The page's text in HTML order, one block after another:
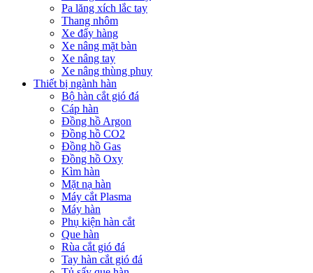
Pa lăng xích lắc tay
Thang nhôm
Xe đẩy hàng
Xe nâng mặt bàn
Xe nâng tay
Xe nâng thùng phuy
Thiết bị ngành hàn
Bộ hàn cắt gió đá
Cáp hàn
Đồng hồ Argon
Đồng hồ CO2
Đồng hồ Gas
Đồng hồ Oxy
Kìm hàn
Mặt nạ hàn
Máy cắt Plasma
Máy hàn
Phụ kiện hàn cắt
Que hàn
Rùa cắt gió đá
Tay hàn cắt gió đá